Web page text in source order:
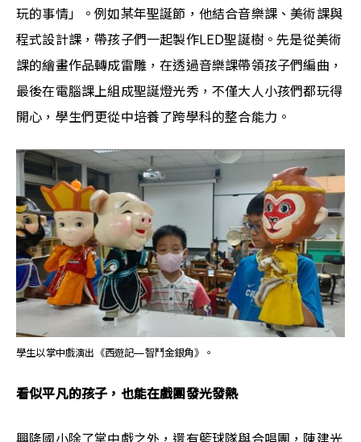
玩的事情」。例如某年聖誕節，他結合音樂課、美術課與
程式設計課，帶孩子們一起製作LED聖誕樹。先是從美術
課的繪畫作品轉成雷雕，在透過音樂課帶領孩子們編曲，
最後在電腦課上組成聖誕燈光秀，不僅大人小孩們都玩得
開心，學生們更從中培養了跨學科的整合能力。
學生以掌中戲演出《西遊記—智鬥金銀角》。
看似平凡的孩子，也能在戲團發光發熱
興隆國小除了掌中戲之外，還有籃球隊與合唱團，陳建光